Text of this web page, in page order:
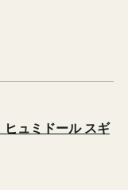
ュミドール スギ